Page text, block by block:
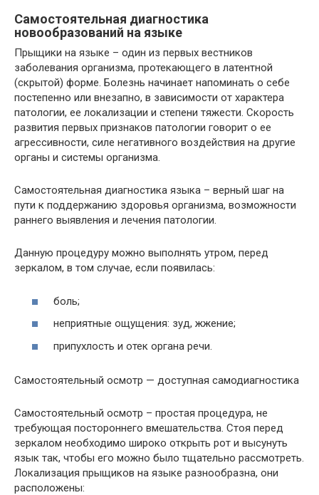
Самостоятельная диагностика
новообразований на языке
Прыщики на языке – один из первых вестников
заболевания организма, протекающего в латентной
(скрытой) форме. Болезнь начинает напоминать о себе
постепенно или внезапно, в зависимости от характера
патологии, ее локализации и степени тяжести. Скорость
развития первых признаков патологии говорит о ее
агрессивности, силе негативного воздействия на другие
органы и системы организма.
Самостоятельная диагностика языка – верный шаг на
пути к поддержанию здоровья организма, возможности
раннего выявления и лечения патологии.
Данную процедуру можно выполнять утром, перед
зеркалом, в том случае, если появилась:
боль;
неприятные ощущения: зуд, жжение;
припухлость и отек органа речи.
Самостоятельный осмотр — доступная самодиагностика
Самостоятельный осмотр – простая процедура, не
требующая постороннего вмешательства. Стоя перед
зеркалом необходимо широко открыть рот и высунуть
язык так, чтобы его можно было тщательно рассмотреть.
Локализация прыщиков на языке разнообразна, они
расположены: